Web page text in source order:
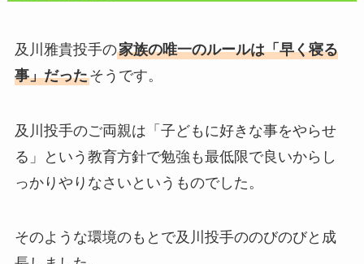
及川雅貴投手の家族の唯一のルールは「早く寝る
事」だったそうです。
及川投手のご両親は「子どもに好きな事をやらせ
る」という教育方針で勉強も最低限で良いからし
っかりやりなさいというものでした。
そのような環境のもとで及川投手ののびのびと成